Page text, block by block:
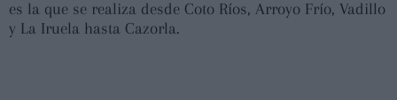
es la que se realiza desde Coto Ríos, Arroyo Frío, Vadillo
y La Iruela hasta Cazorla.